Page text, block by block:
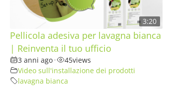
3:20
Pellicola adesiva per lavagna bianca
| Reinventa il tuo ufficio
3 anni ago• 45views
Video sull'installazione dei prodotti
lavagna bianca